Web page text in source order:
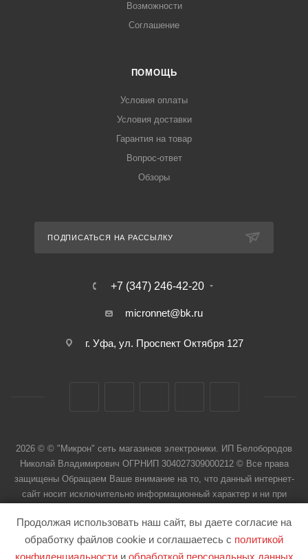
Возможности
Соглашение
ПОМОЩЬ
Условия оплаты
Условия доставки
Гарантия на товар
Вопрос-ответ
Обзоры
ПОДПИСАТЬСЯ НА РАССЫЛКУ
+7 (347) 246-42-20
micronnet@bk.ru
г. Уфа, ул. Проспект Октября 127
2026 © © "Микрон" сеть магазинов электроники. ИП Белобородов
Николай Владимирович ОГРНИП 304027309000212 © Все права
защищены Обращаем Ваше внимание на то, что данный интернет-
сайт носит исключительно информационный характер и ни при
Продолжая использовать наш сайт, вы даете согласие на
обработку файлов cookie и соглашаетесь с политикой
конфиденциальностии обработкой персональных данных